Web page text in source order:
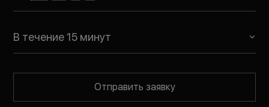
В течение 15 минут
Отправить заявку